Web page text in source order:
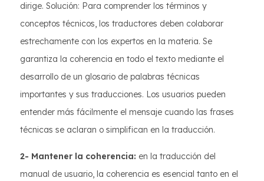
dirige. Solución: Para comprender los términos y
conceptos técnicos, los traductores deben colaborar
estrechamente con los expertos en la materia. Se
garantiza la coherencia en todo el texto mediante el
desarrollo de un glosario de palabras técnicas
importantes y sus traducciones. Los usuarios pueden
entender más fácilmente el mensaje cuando las frases
técnicas se aclaran o simplifican en la traducción.
2- Mantener la coherencia: en la traducción del
manual de usuario, la coherencia es esencial tanto en el